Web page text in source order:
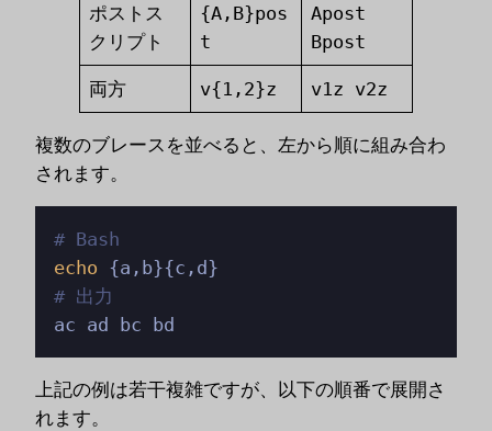
ポストス
クリプト
{A,B}pos
t
Apost
Bpost
両方 v{1,2}z v1z v2z
複数のブレースを並べると、左から順に組み合わ
されます。
# Bash
echo
# 出力
ac ad bc bd
上記の例は若干複雑ですが、以下の順番で展開さ
れます。